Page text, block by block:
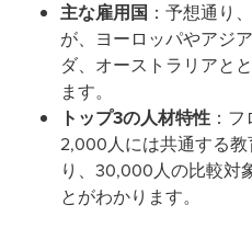
主な雇用国 ：予想通り
が、ヨーロッパやアジ
ダ、オーストラリアと
ます。
トップ3の人材特性 ：
2,000人には共通する
り、30,000人の比較対
とがわかります。